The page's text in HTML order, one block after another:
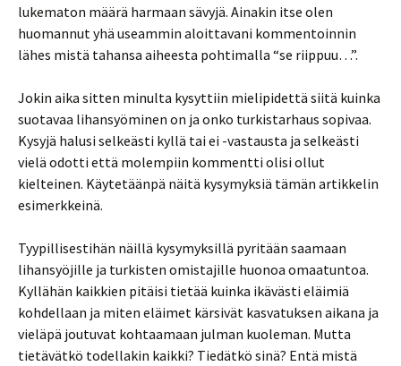
lukematon määrä harmaan sävyjä. Ainakin itse olen
huomannut yhä useammin aloittavani kommentoinnin
lähes mistä tahansa aiheesta pohtimalla “se riippuu…”.
Jokin aika sitten minulta kysyttiin mielipidettä siitä kuinka
suotavaa lihansyöminen on ja onko turkistarhaus sopivaa.
Kysyjä halusi selkeästi kyllä tai ei -vastausta ja selkeästi
vielä odotti että molempiin kommentti olisi ollut
kielteinen. Käytetäänpä näitä kysymyksiä tämän artikkelin
esimerkkeinä.
Tyypillisestihän näillä kysymyksillä pyritään saamaan
lihansyöjille ja turkisten omistajille huonoa omaatuntoa.
Kyllähän kaikkien pitäisi tietää kuinka ikävästi eläimiä
kohdellaan ja miten eläimet kärsivät kasvatuksen aikana ja
vieläpä joutuvat kohtaamaan julman kuoleman. Mutta
tietävätkö todellakin kaikki? Tiedätkö sinä? Entä mistä